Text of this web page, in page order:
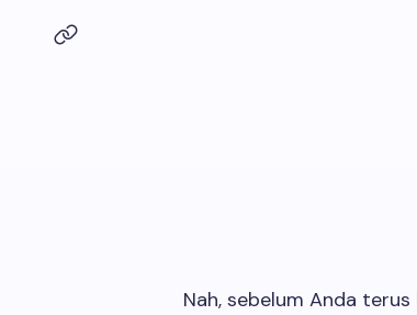
Nah, sebelum Anda